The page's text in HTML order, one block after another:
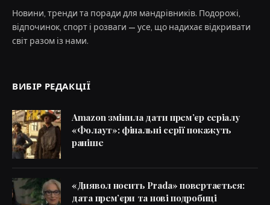
Новини, тренди та поради для мандрівників. Подорожі,
відпочинок, спорт і розваги — усе, що надихає відкривати
світ разом із нами.
ВИБІР РЕДАКЦІЇ
Amazon змінила дати прем’єр серіалу
«Фолаут»: фінальні серії покажуть
раніше
«Диявол носить Prada» повертається:
дата прем’єри та нові подробиці